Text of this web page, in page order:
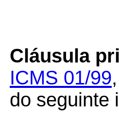
Cláusula
ICMS 01/99
do seguinte